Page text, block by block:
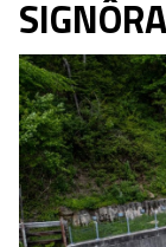
SIGNÔRA